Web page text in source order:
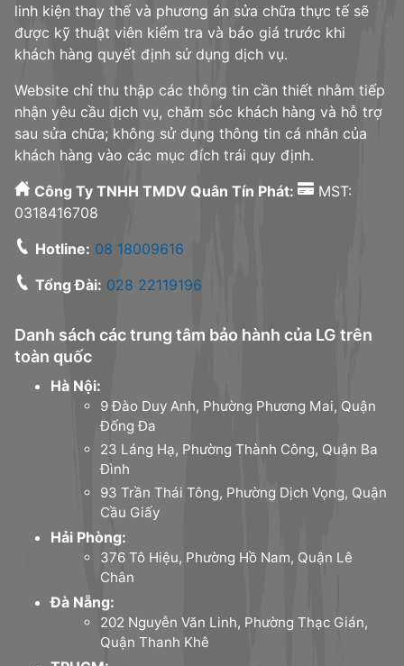
linh kiện thay thế và phương án sửa chữa thực tế sẽ
được kỹ thuật viên kiểm tra và báo giá trước khi
khách hàng quyết định sử dụng dịch vụ.
Website chỉ thu thập các thông tin cần thiết nhằm tiếp
nhận yêu cầu dịch vụ, chăm sóc khách hàng và hỗ trợ
sau sửa chữa; không sử dụng thông tin cá nhân của
khách hàng vào các mục đích trái quy định.
Công Ty TNHH TMDV Quân Tín Phát:
MST:
0318416708
Hotline: 08 18009616
Tổng Đài: 028 22119196
Danh sách các trung tâm bảo hành của LG trên
toàn quốc
Hà Nội:
9 Đào Duy Anh, Phường Phương Mai, Quận
Đống Đa
23 Láng Hạ, Phường Thành Công, Quận Ba
Đình
93 Trần Thái Tông, Phường Dịch Vọng, Quận
Cầu Giấy
Hải Phòng:
376 Tô Hiệu, Phường Hồ Nam, Quận Lê
Chân
Đà Nẵng:
202 Nguyễn Văn Linh, Phường Thạc Gián,
Quận Thanh Khê